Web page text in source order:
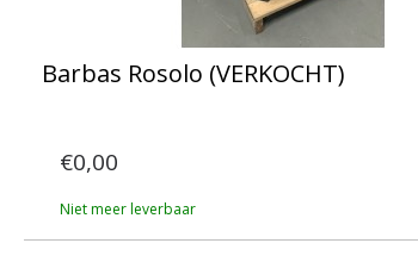
Barbas Rosolo (VERKOCHT)
€0,00
Niet meer leverbaar